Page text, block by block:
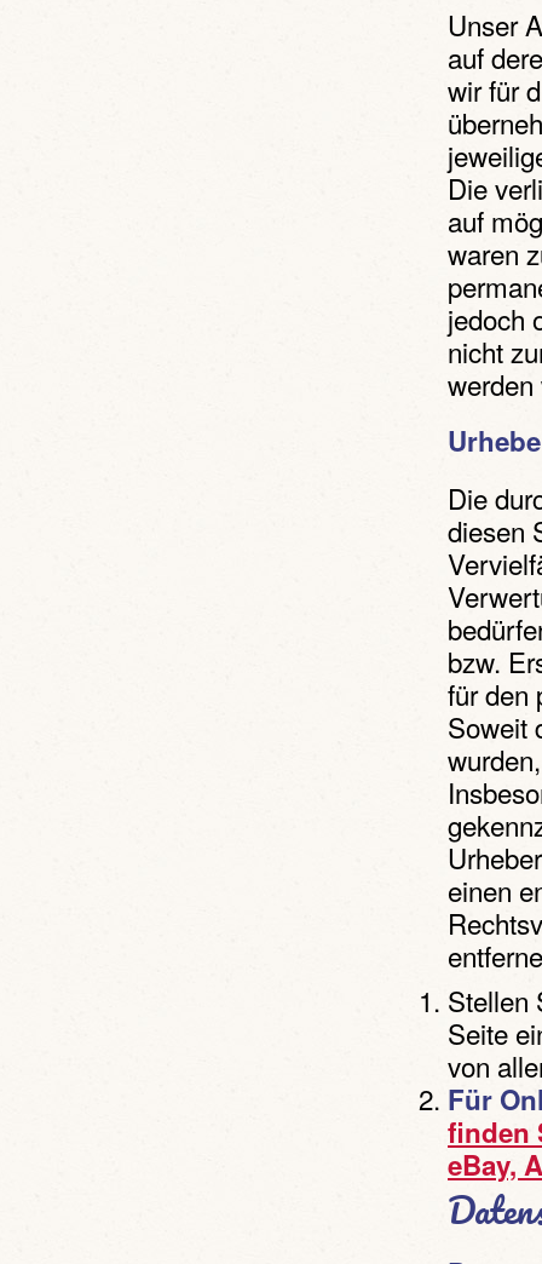
Unser
auf
wir für
Die
auf
waren
jedoch
nicht
Die
diesen
bzw.
für den
Soweit
einen
Stellen
Seite
von
Für
finden
eBay,